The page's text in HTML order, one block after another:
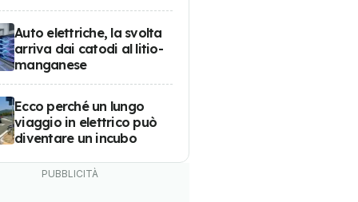
Auto elettriche, la svolta
arriva dai catodi al litio-
manganese
Ecco perché un lungo
viaggio in elettrico può
diventare un incubo